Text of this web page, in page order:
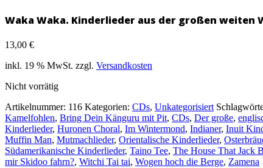
Waka Waka. Kinderlieder aus der großen weiten
13,00 €
inkl. 19 % MwSt. zzgl. Versandkosten
Nicht vorrätig
Artikelnummer: 116 Kategorien: CDs, Unkategorisiert
Kamelfohlen, Bring Dein Känguru mit Pit, CDs, Der große,
Kinderlieder, Huronen Choral, Im Wintermond, Indianer, Inuit
Muffin Man, Mutmachlieder, Orientalische Kinderlieder,
Südamerikanische Kinderlieder, Taino Tee, The House That Jack
mir Skidoo fahrn?, Witchi Tai tai, Wogen hoch die Berge, Zamena